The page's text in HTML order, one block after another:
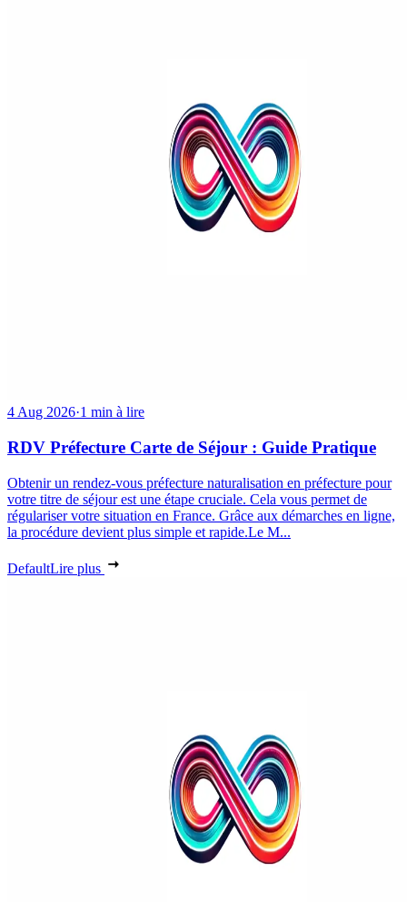
4 Aug 2026·1 min à lire
RDV Préfecture Carte de Séjour : Guide Pratique
Obtenir un rendez-vous préfecture naturalisation en préfecture pour
votre titre de séjour est une étape cruciale. Cela vous permet de
régulariser votre situation en France. Grâce aux démarches en ligne,
la procédure devient plus simple et rapide.Le M...
DefaultLire plus